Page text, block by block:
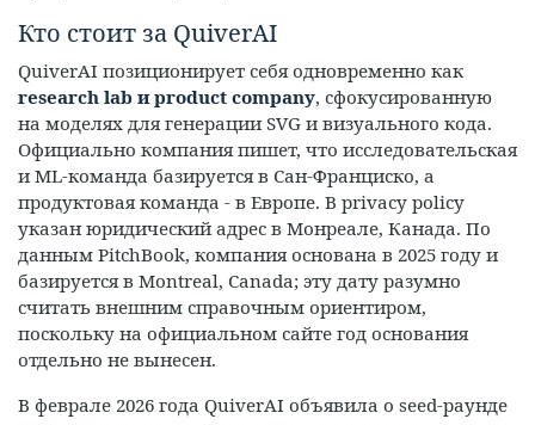
Кто стоит за QuiverAI
QuiverAI позиционирует себя одновременно как
research lab и product company, сфокусированную
на моделях для генерации SVG и визуального кода.
Официально компания пишет, что исследовательская
и ML-команда базируется в Сан-Франциско, а
продуктовая команда - в Европе. В privacy policy
указан юридический адрес в Монреале, Канада. По
данным PitchBook, компания основана в 2025 году и
базируется в Montreal, Canada; эту дату разумно
считать внешним справочным ориентиром,
поскольку на официальном сайте год основания
отдельно не вынесен.
В феврале 2026 года QuiverAI объявила о seed-раунде